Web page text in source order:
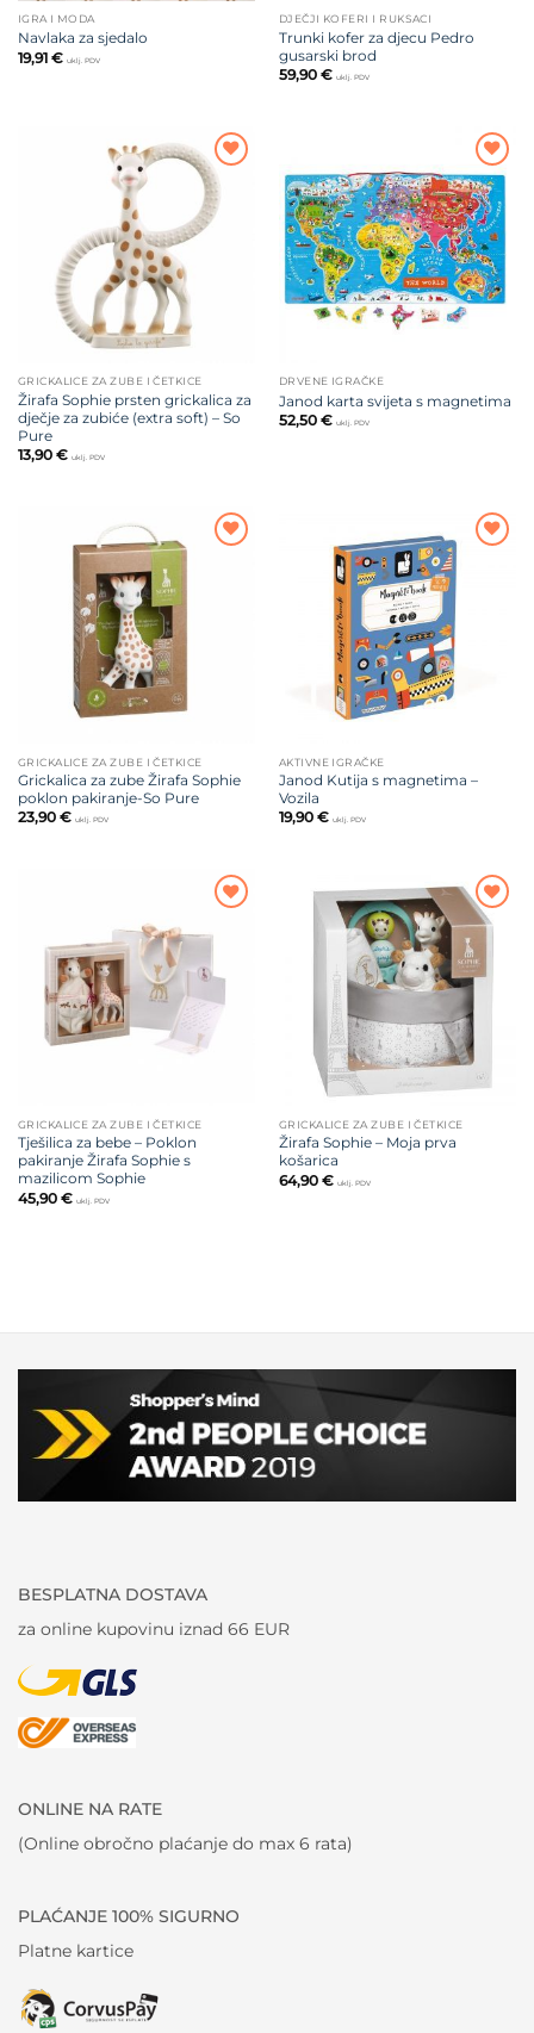
IGRA I MODA
Navlaka za sjedalo
19,91 € uklj. PDV
DJEČJI KOFERI I RUKSACI
Trunki kofer za djecu Pedro
gusarski brod
59,90 € uklj. PDV
Dodajte
na listu
želja
GRICKALICE ZA ZUBE I ČETKICE
Žirafa Sophie prsten grickalica za
dječje za zubiće (extra soft) – So
Pure
13,90 € uklj. PDV
Dodajte
na listu
želja
DRVENE IGRAČKE
Janod karta svijeta s magnetima
52,50 € uklj. PDV
GRICKALICE ZA ZUBE I ČETKICE
Grickalica za zube Žirafa Sophie
poklon pakiranje-So Pure
23,90 € uklj. PDV
AKTIVNE IGRAČKE
Janod Kutija s magnetima –
Vozila
19,90 € uklj. PDV
na listu
GRICKALICE ZA ZUBE I ČETKICE
Tješilica za bebe – Poklon
pakiranje Žirafa Sophie s
mazilicom Sophie
45,90 € uklj. PDV
Dodajte
na listu
želja
GRICKALICE ZA ZUBE I ČETKICE
Žirafa Sophie – Moja prva
košarica
64,90 € uklj. PDV
BESPLATNA DOSTAVA
za online kupovinu iznad 66 EUR
ONLINE NA RATE
(Online obročno plaćanje do max 6 rata)
PLAĆANJE 100% SIGURNO
Platne kartice